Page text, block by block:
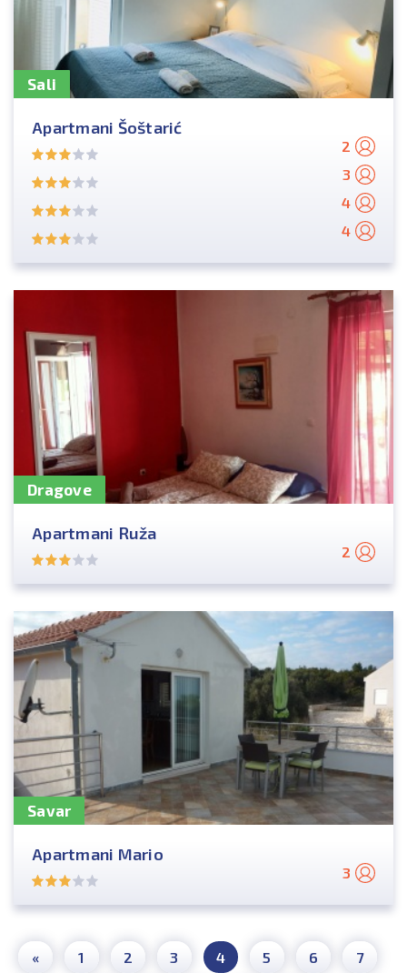
Sali
Apartmani Šoštarić
2
3
4
4
Dragove
Apartmani Ruža
2
Savar
Apartmani Mario
3
« 1 2 3 4 5 6 7